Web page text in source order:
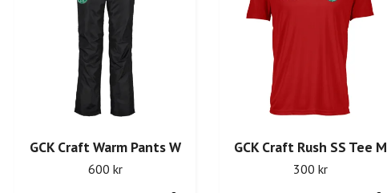
GCK Craft Warm Pants W
600 kr
GCK Craft Rush SS Tee M
300 kr